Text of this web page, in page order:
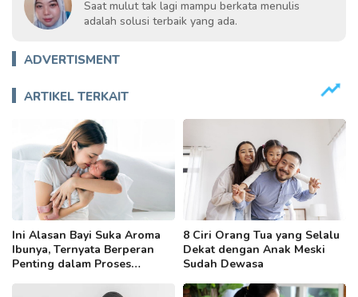
Saat mulut tak lagi mampu berkata menulis
adalah solusi terbaik yang ada.
ADVERTISMENT
ARTIKEL TERKAIT
Ini Alasan Bayi Suka Aroma
Ibunya, Ternyata Berperan
Penting dalam Proses
8 Ciri Orang Tua yang Selalu
Dekat dengan Anak Meski
Sudah Dewasa